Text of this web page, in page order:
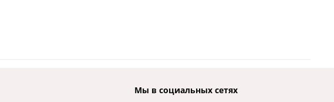
Мы в социальных сетях